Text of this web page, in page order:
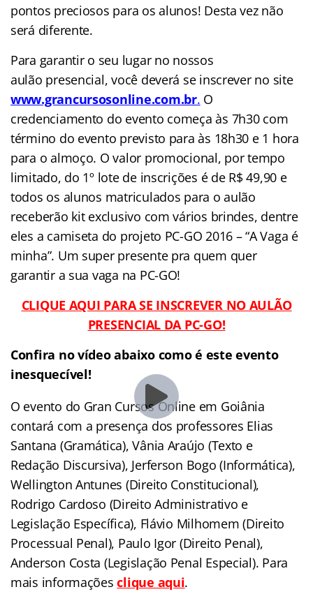
pontos preciosos para os alunos! Desta vez não
será diferente.
Para garantir o seu lugar no nossos
aulão presencial, você deverá se inscrever no site
www.grancursosonline.com.br. O
credenciamento do evento começa às 7h30 com
término do evento previsto para às 18h30 e 1 hora
para o almoço. O valor promocional, por tempo
limitado, do 1º lote de inscrições é de R$ 49,90 e
todos os alunos matriculados para o aulão
receberão kit exclusivo com vários brindes, dentre
eles a camiseta do projeto PC-GO 2016 – “A Vaga é
minha”. Um super presente pra quem quer
garantir a sua vaga na PC-GO!
CLIQUE AQUI PARA SE INSCREVER NO AULÃO
PRESENCIAL DA PC-GO!
Confira no vídeo abaixo como é este evento
inesquecível!
O evento do Gran Cursos Online em Goiânia
contará com a presença dos professores Elias
Santana (Gramática), Vânia Araújo (Texto e
Redação Discursiva), Jerferson Bogo (Informática),
Wellington Antunes (Direito Constitucional),
Rodrigo Cardoso (Direito Administrativo e
Legislação Específica), Flávio Milhomem (Direito
Processual Penal), Paulo Igor (Direito Penal),
Anderson Costa (Legislação Penal Especial). Para
mais informaçõesclique aqui.